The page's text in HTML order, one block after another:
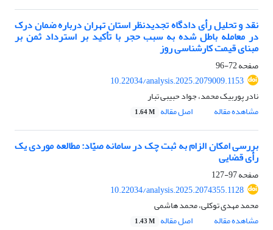
نقد و تحلیل رأی دادگاه تجدیدنظر استان تهران درباره ضمان درک
در معامله باطل شده به سبب حجر با تأکید بر استرداد ثمن بر
مبنای قیمت کارشناسی روز
صفحه72-96
10.22034/analysis.2025.2079009.1153
نادر پوربیک محمد، جواد حبیبی تبار
مشاهده مقاله
اصل مقاله 1.64 M
بررسی امکان الزام به ثبت چک در سامانه صیّاد: مطالعه موردی یک
رأی قضایی
صفحه97-127
10.22034/analysis.2025.2074355.1128
محمد مهدی توکلی، محمد هاشمی
مشاهده مقاله
اصل مقاله 1.43 M